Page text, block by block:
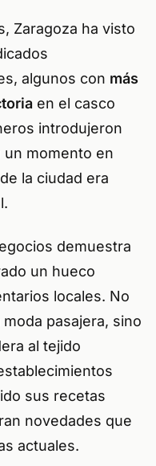
Zaragoza ha visto
algunos con más
en el casco
introdujeron
momento en
la ciudad era
demuestra
un hueco
locales. No
pasajera, sino
al tejido
sus recetas
novedades que
actuales.